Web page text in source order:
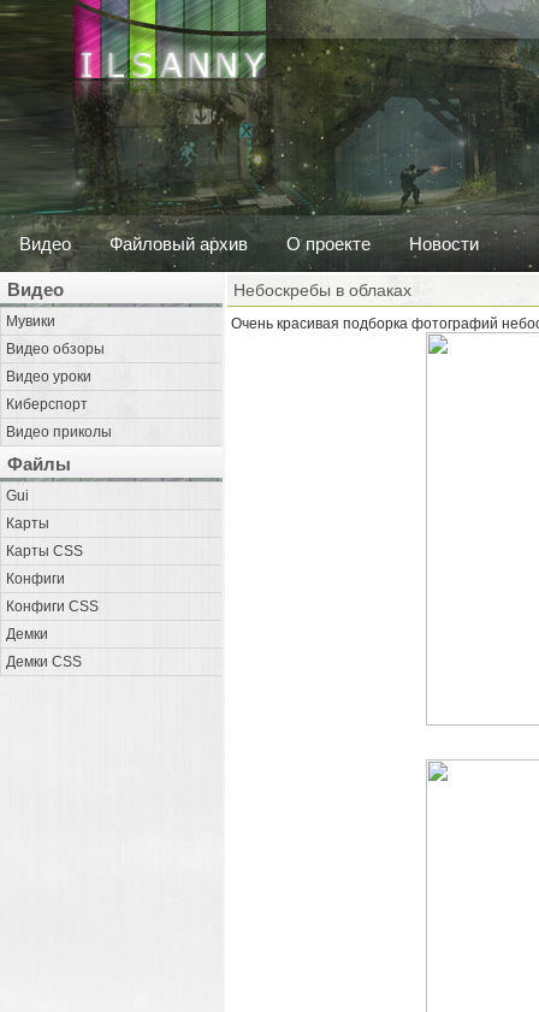
Видео Файловый архив О проекте Новости
Видео
Мувики
Видео обзоры
Видео уроки
Киберспорт
Видео приколы
Файлы
Gui
Карты
Карты CSS
Конфиги
Конфиги CSS
Демки
Демки CSS
Небоскребы в облаках
Очень красивая подборка фотографий